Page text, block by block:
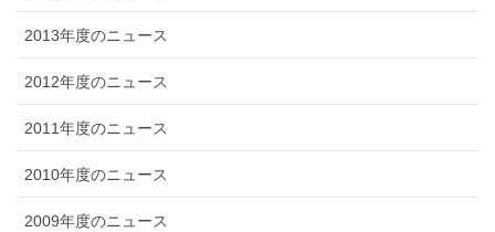
2013年度のニュース
2012年度のニュース
2011年度のニュース
2010年度のニュース
2009年度のニュース